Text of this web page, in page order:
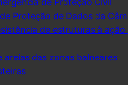
Proteção de Dados da
de estruturas à ação
areias das zonas balneares